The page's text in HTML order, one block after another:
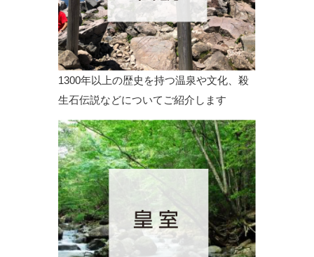
1300年以上の歴史を持つ温泉や文化、殺
生石伝説などについてご紹介します